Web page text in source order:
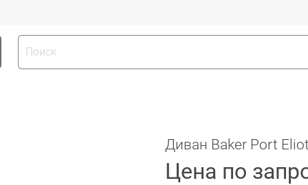
Диван Baker Port
Цена по